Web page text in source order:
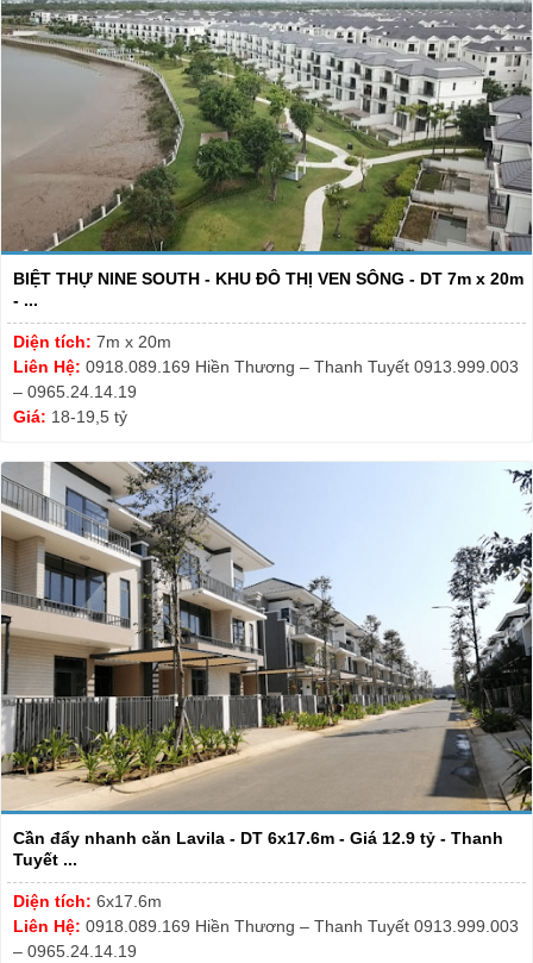
BIỆT THỰ NINE SOUTH - KHU ĐÔ THỊ VEN SÔNG - DT 7m x 20m
- ...
Diện tích: 7m x 20m
Liên Hệ: 0918.089.169 Hiền Thương – Thanh Tuyết 0913.999.003
– 0965.24.14.19
Giá: 18-19,5 tỷ
Cần đẩy nhanh căn Lavila - DT 6x17.6m - Giá 12.9 tỷ - Thanh
Tuyết ...
Diện tích: 6x17.6m
Liên Hệ: 0918.089.169 Hiền Thương – Thanh Tuyết 0913.999.003
– 0965.24.14.19